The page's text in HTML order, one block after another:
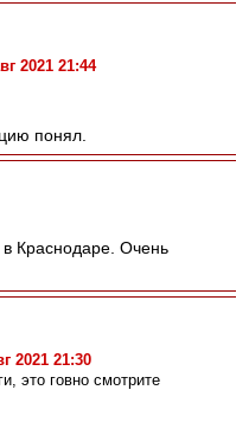
2021 21:44
понял.
Краснодаре. Очень
2021 21:30
это говно смотрите